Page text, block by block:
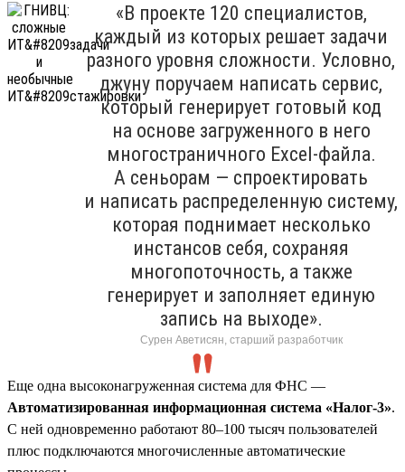
«В проекте 120 специалистов,
каждый из которых решает задачи
разного уровня сложности. Условно,
джуну поручаем написать сервис,
который генерирует готовый код
на основе загруженного в него
многостраничного Excel-файла.
А сеньорам — спроектировать
и написать распределенную систему,
которая поднимает несколько
инстансов себя, сохраняя
многопоточность, а также
генерирует и заполняет единую
запись на выходе».
Сурен Аветисян, старший разработчик
Еще одна высоконагруженная система для ФНС —
Автоматизированная информационная система «Налог-3».
С ней одновременно работают 80–100 тысяч пользователей
плюс подключаются многочисленные автоматические